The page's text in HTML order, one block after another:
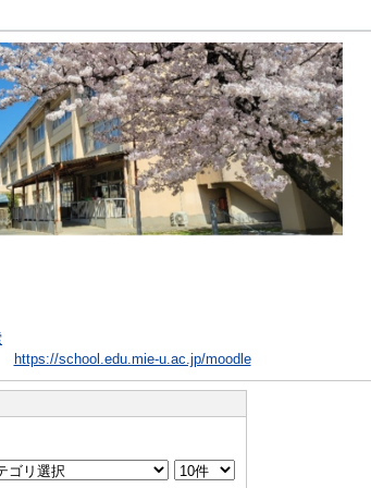
https://school.edu.mie-u.ac.jp/moodle